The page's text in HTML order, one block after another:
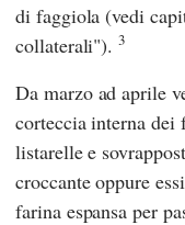
di faggiola (vedi
collaterali").3
Da marzo ad aprile
corteccia interna
listarelle e
croccante oppure
farina espansa per